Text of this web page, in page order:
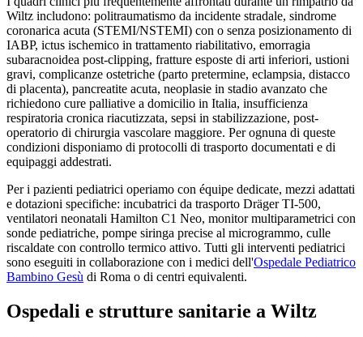
Wiltz includono: politraumatismo da incidente stradale, sindrome
coronarica acuta (STEMI/NSTEMI) con o senza posizionamento di
IABP, ictus ischemico in trattamento riabilitativo, emorragia
subaracnoidea post-clipping, fratture esposte di arti inferiori, ustioni
gravi, complicanze ostetriche (parto pretermine, eclampsia, distacco
di placenta), pancreatite acuta, neoplasie in stadio avanzato che
richiedono cure palliative a domicilio in Italia, insufficienza
respiratoria cronica riacutizzata, sepsi in stabilizzazione, post-
operatorio di chirurgia vascolare maggiore. Per ognuna di queste
condizioni disponiamo di protocolli di trasporto documentati e di
equipaggi addestrati.
Per i pazienti pediatrici operiamo con équipe dedicate, mezzi adattati
e dotazioni specifiche: incubatrici da trasporto Dräger TI-500,
ventilatori neonatali Hamilton C1 Neo, monitor multiparametrici con
sonde pediatriche, pompe siringa precise al microgrammo, culle
riscaldate con controllo termico attivo. Tutti gli interventi pediatrici
sono eseguiti in collaborazione con i medici dell'Ospedale Pediatrico
Bambino Gesù di Roma o di centri equivalenti.
Ospedali e strutture sanitarie a Wiltz